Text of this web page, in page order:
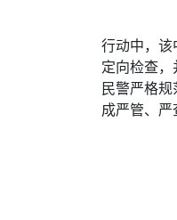
行动中，
定向检查
民警严格
成严管、严